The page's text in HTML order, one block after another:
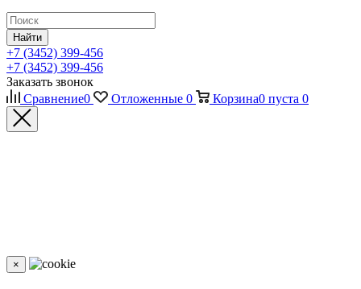
Найти
+7 (3452) 399-456
+7 (3452) 399-456
Заказать звонок
Сравнение0 Отложенные 0 Корзина0 пуста 0
×